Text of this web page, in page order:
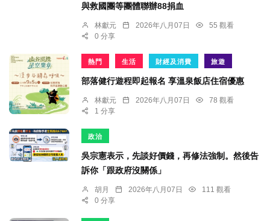
與救國團等團體聯辦88捐血
林獻元 2026年八月07日
55 觀看
0 分享
熱門 生活 財經及消費 旅遊
部落健行遊程即起報名 享溫泉飯店住宿優惠
林獻元 2026年八月07日
78 觀看
1 分享
政治
吳宗憲表示，先談好價錢，再修法強制。然後告
訴你「跟政府沒關係」
胡月 2026年八月07日
111 觀看
0 分享